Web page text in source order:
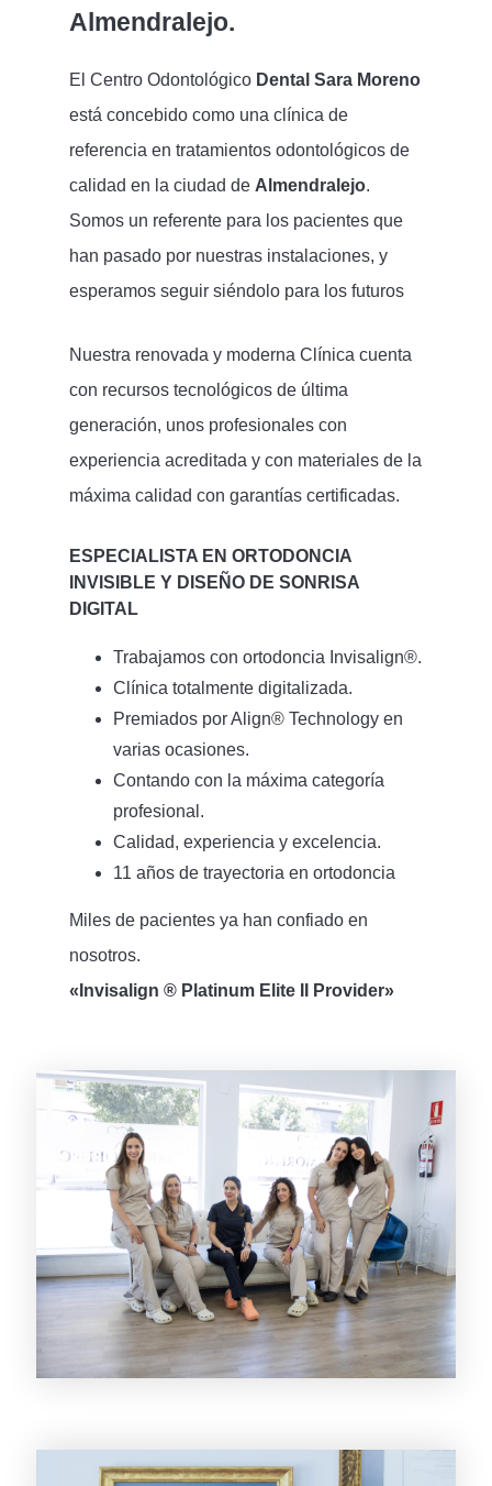
Almendralejo.
El Centro Odontológico Dental Sara Moreno
está concebido como una clínica de
referencia en tratamientos odontológicos de
calidad en la ciudad de Almendralejo.
Somos un referente para los pacientes que
han pasado por nuestras instalaciones, y
esperamos seguir siéndolo para los futuros
Nuestra renovada y moderna Clínica cuenta
con recursos tecnológicos de última
generación, unos profesionales con
experiencia acreditada y con materiales de la
máxima calidad con garantías certificadas.
ESPECIALISTA EN ORTODONCIA
INVISIBLE Y DISEÑO DE SONRISA
DIGITAL
Trabajamos con ortodoncia Invisalign®.
Clínica totalmente digitalizada.
Premiados por Align® Technology en
varias ocasiones.
Contando con la máxima categoría
profesional.
Calidad, experiencia y excelencia.
11 años de trayectoria en ortodoncia
Miles de pacientes ya han confiado en
nosotros.
«Invisalign ® Platinum Elite II Provider»